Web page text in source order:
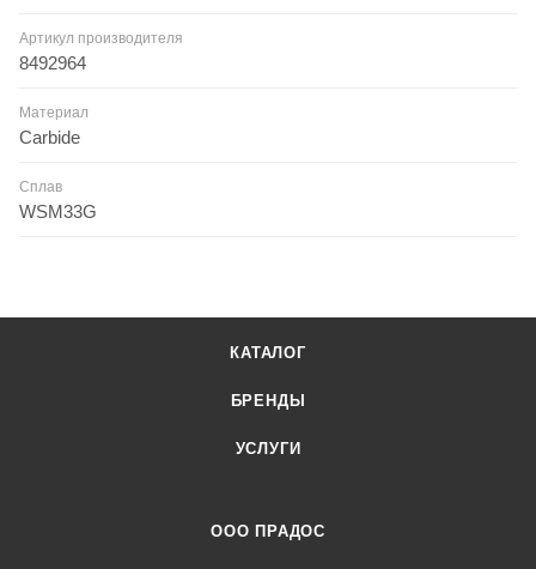
Артикул производителя
8492964
Материал
Carbide
Сплав
WSM33G
КАТАЛОГ
БРЕНДЫ
УСЛУГИ
ООО ПРАДОС